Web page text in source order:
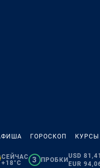
ГОРОСКОП
СЕЙЧАС
+18°C
3 ПРОБКИ
USD 81,41
EUR